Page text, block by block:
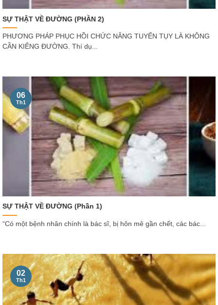
SỰ THẬT VỀ ĐƯỜNG (PHẦN 2)
PHƯƠNG PHÁP PHỤC HỒI CHỨC NĂNG TUYẾN TỤY LÀ KHÔNG
CẦN KIÊNG ĐƯỜNG. Thí dụ...
SỰ THẬT VỀ ĐƯỜNG (Phần 1)
“Có một bệnh nhân chính là bác sĩ, bị hôn mê gần chết, các bác...
06
Th1
02
Th1